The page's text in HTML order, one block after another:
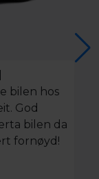
bilen hos
God
bilen da
fornøyd!